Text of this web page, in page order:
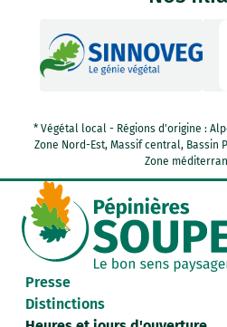
* Végétal local - Régions d'origine :
Zone Nord-Est, Massif central, Bassin
Zone
Presse
Distinctions